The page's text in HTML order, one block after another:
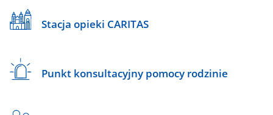
Stacja opieki CARITAS
Punkt konsultacyjny pomocy rodzinie